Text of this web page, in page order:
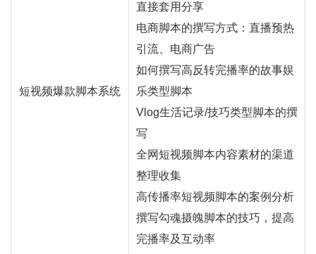
短视频爆款脚本系统
直接套用分享
电商脚本的撰写方式： 直播预热
引流、电商广告
如何撰写高反转完播率的故事娱
乐类型脚本
Vlog生活记录/技巧类型脚本的撰
写
全网短视频脚本内容素材的渠道
整理收集
高传播率短视频脚本的案例分析
撰写勾魂摄魄脚本的技巧，提高
完播率及互动率